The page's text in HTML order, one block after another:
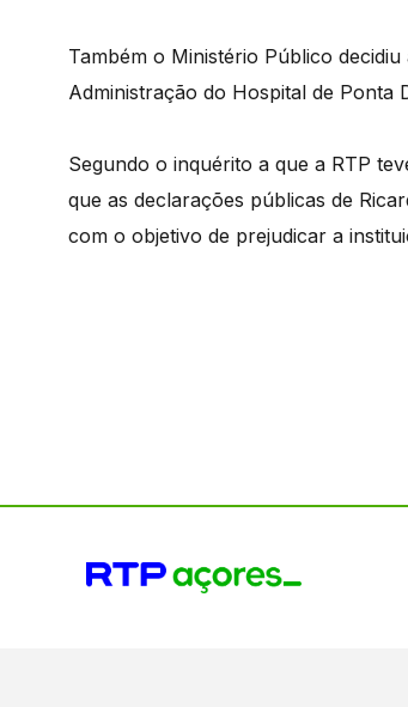
Também o Ministério Público
Administração do Hospital de Ponta
Segundo o inquérito a que a RTP
que as declarações públicas de
com o objetivo de prejudicar a